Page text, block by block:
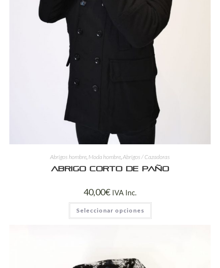
Abrigos hombre Moda hombre Abrigos / Cazadoras
Abrigo corto de paño
40,00€ IVA Inc.
Seleccionar opciones